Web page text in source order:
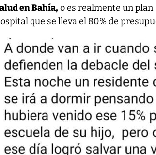
en Bahía,o es realmente un
que se lleva el 80% de